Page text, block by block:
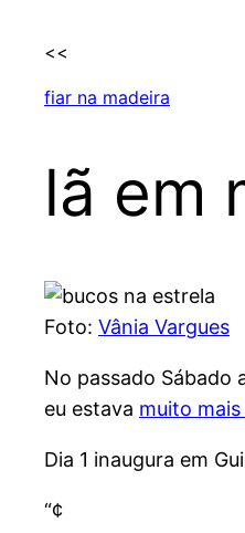
<<
fiar na madeira
lã em
Foto: Vânia Vargues
No passado Sábado
eu estava muito
Dia 1 inaugura em
“¢